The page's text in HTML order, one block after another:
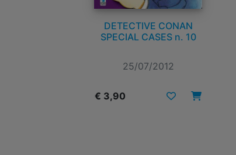
DETECTIVE CONAN
SPECIAL CASES n. 10
25/07/2012
€ 3,90